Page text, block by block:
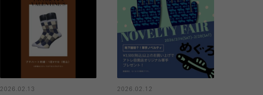
2026.02.13
2026.02.12